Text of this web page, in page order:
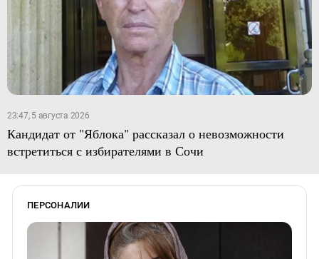
23:47, 5 августа 2026
Кандидат от "Яблока" рассказал о невозможности
встретиться с избирателями в Сочи
ПЕРСОНАЛИИ